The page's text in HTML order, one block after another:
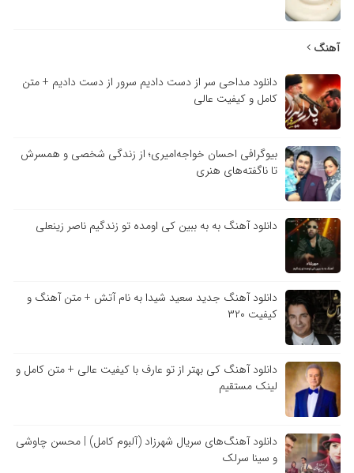
آهنگ
دانلود مداحی سر از دست دادیم سرور از دست دادیم + متن
کامل و کیفیت عالی
بیوگرافی احسان خواجه‌امیری؛ از زندگی شخصی و همسرش
تا ناگفته‌های هنری
دانلود آهنگ به به ببین کی اومده تو زندگیم ناصر زینعلی
دانلود آهنگ جدید سعید شیدا به نام آتش + متن آهنگ و
کیفیت ۳۲۰
دانلود آهنگ کی بهتر از تو عارف با کیفیت عالی + متن کامل و
لینک مستقیم
دانلود آهنگ‌های سریال شهرزاد (آلبوم کامل) | محسن چاوشی
و سینا سرلک